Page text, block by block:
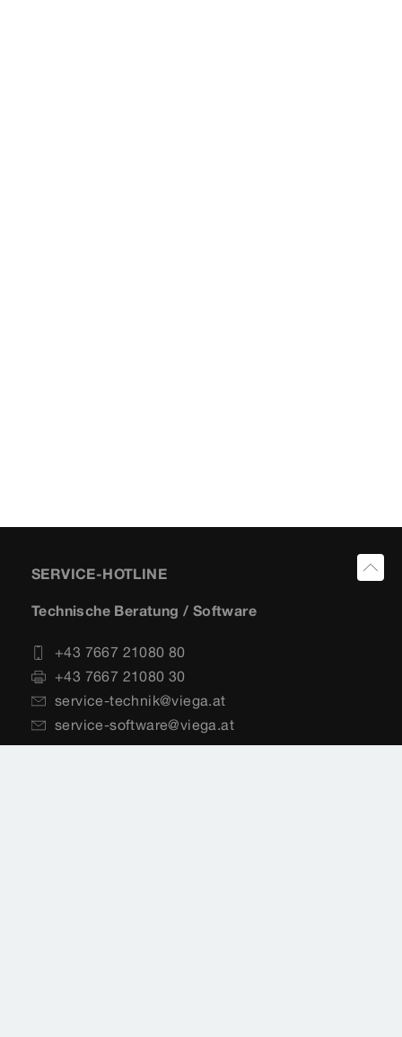
SERVICE-HOTLINE
Technische Beratung / Software
+43 7667 21080 80
+43 7667 21080 30
service-technik@viega.at
service-software@viega.at